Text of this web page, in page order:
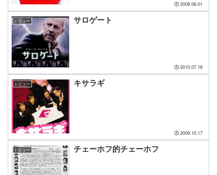
2009.06.01
レビュー サロゲート
2010.07.18
レビュー キサラギ
2009.10.17
レビュー チェーホフ的チェーホフ